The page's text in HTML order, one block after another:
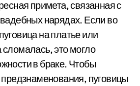
примета, связанная с
нарядах. Если во
на платье или
это могло
в браке. Чтобы
предзнаменования, пуговицы